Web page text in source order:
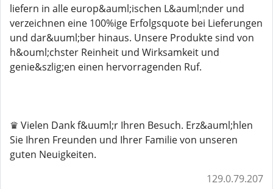
liefern in alle europ&auml;ischen L&auml;nder und
verzeichnen eine 100%ige Erfolgsquote bei Lieferungen
und dar&uuml;ber hinaus. Unsere Produkte sind von
h&ouml;chster Reinheit und Wirksamkeit und
genie&szlig;en einen hervorragenden Ruf.
♛ Vielen Dank f&uuml;r Ihren Besuch. Erz&auml;hlen
Sie Ihren Freunden und Ihrer Familie von unseren
guten Neuigkeiten.
129.0.79.207